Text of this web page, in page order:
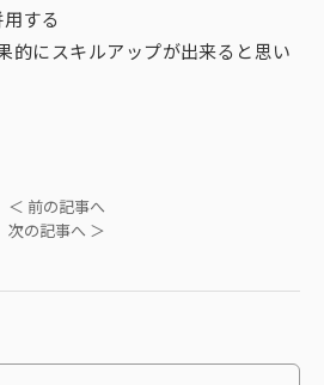
する
的にスキルアップが出来ると思い
＜ 前の記事へ
次の記事へ ＞